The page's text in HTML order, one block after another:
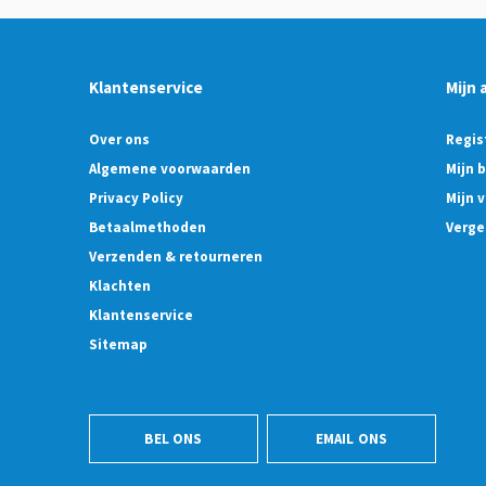
Klantenservice
Over ons
Algemene voorwaarden
Privacy Policy
Betaalmethoden
Verzenden & retourneren
Klachten
Klantenservice
Sitemap
Mijn
Mijn
Mijn
BEL ONS EMAIL ONS